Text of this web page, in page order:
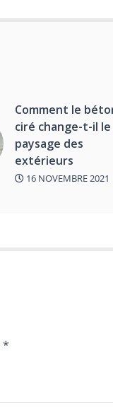
Comment le
ciré change-t-il le
paysage des
extérieurs
16 NOVEMBRE 2021
*